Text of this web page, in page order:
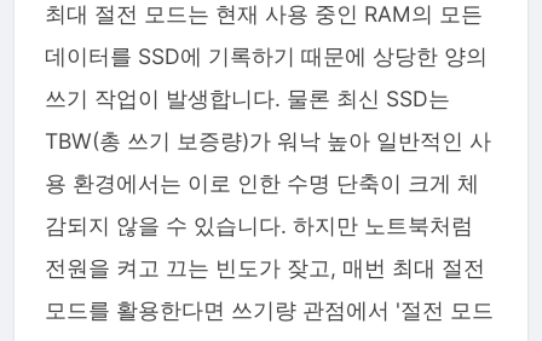
최대 절전 모드는 현재 사용 중인 RAM의 모든
데이터를 SSD에 기록하기 때문에 상당한 양의
쓰기 작업이 발생합니다. 물론 최신 SSD는
TBW(총 쓰기 보증량)가 워낙 높아 일반적인 사
용 환경에서는 이로 인한 수명 단축이 크게 체
감되지 않을 수 있습니다. 하지만 노트북처럼
전원을 켜고 끄는 빈도가 잦고, 매번 최대 절전
모드를 활용한다면 쓰기량 관점에서 '절전 모드